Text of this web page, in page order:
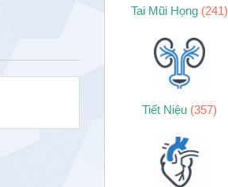
Tai Mũi Họng (241)
Tiết Niệu (357)